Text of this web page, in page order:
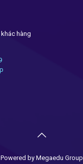
hàng
Powered by Megaedu Group